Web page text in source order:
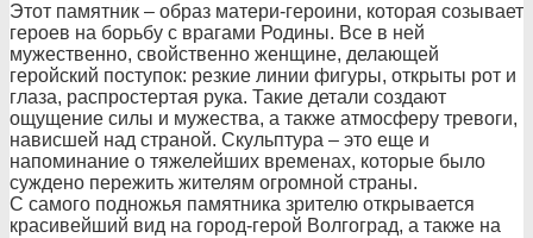
Этот памятник – образ матери-героини, которая созывает
героев на борьбу с врагами Родины. Все в ней
мужественно, свойственно женщине, делающей
геройский поступок: резкие линии фигуры, открыты рот и
глаза, распростертая рука. Такие детали создают
ощущение силы и мужества, а также атмосферу тревоги,
нависшей над страной. Скульптура – это еще и
напоминание о тяжелейших временах, которые было
суждено пережить жителям огромной страны.
С самого подножья памятника зрителю открывается
красивейший вид на город-герой Волгоград, а также на